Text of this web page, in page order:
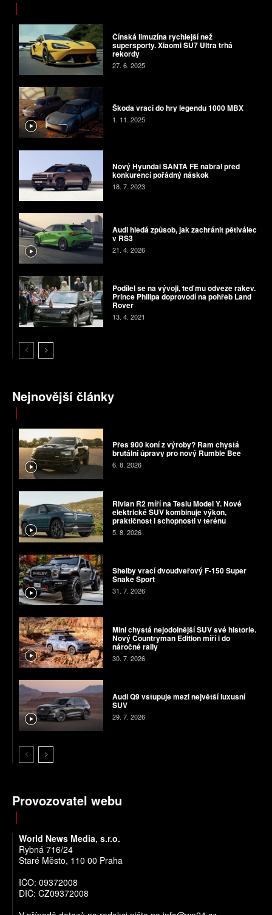
Čínská limuzína rychlejší než
supersporty. Xiaomi SU7 Ultra trhá
rekordy
27. 6. 2025
Škoda vrací do hry legendu 1000 MBX
1. 11. 2025
Nový Hyundai SANTA FE nabral před
konkurencí pořádný náskok
18. 7. 2023
Audi hledá způsob, jak zachránit pětiválec
v RS3
21. 4. 2026
Podílel se na vývoji, teď mu odveze rakev.
Prince Philipa doprovodí na pohřeb Land
Rover
13. 4. 2021
Nejnovější články
Přes 900 koní z výroby? Ram chystá
brutální úpravy pro nový Rumble Bee
6. 8. 2026
Rivian R2 míří na Teslu Model Y. Nové
elektrické SUV kombinuje výkon,
praktičnost i schopnosti v terénu
5. 8. 2026
Shelby vrací dvoudveřový F-150 Super
Snake Sport
31. 7. 2026
Mini chystá nejodolnější SUV své historie.
Nový Countryman Edition míří i do
náročné rally
30. 7. 2026
Audi Q9 vstupuje mezi největší luxusní
SUV
29. 7. 2026
Provozovatel webu
World News Media, s.r.o.
Rybná 716/24
Staré Město, 110 00 Praha
IČO: 09372008
DIČ: CZ09372008